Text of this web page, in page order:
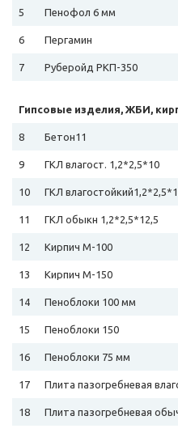
5 Пенофол 6 мм
6 Пергамин
7 Руберойд РКП-350
Гипсовые изделия, ЖБИ,
8 Бетон11
9 ГКЛ влагост. 1,2*2,5*10
10 ГКЛ
11 ГКЛ обыкн 1,2*2,5*12,5
12 Кирпич М-100
13 Кирпич М-150
14 Пеноблоки 100 мм
15 Пеноблоки 150
16 Пеноблоки 75 мм
17 Плита пазогребневая
18 Плита пазогребневая